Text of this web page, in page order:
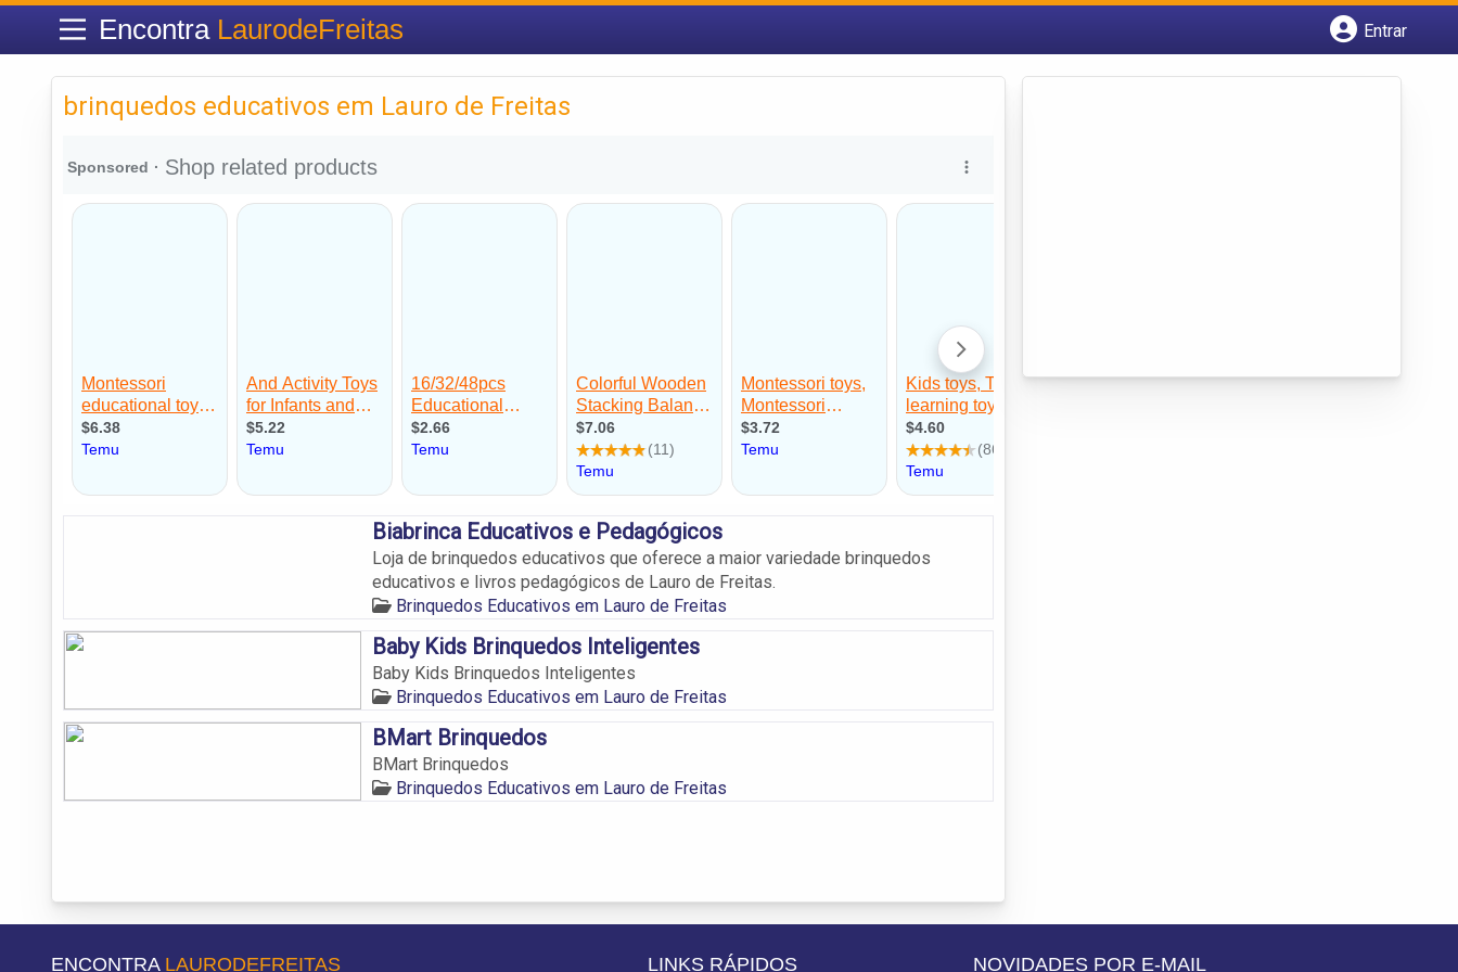
Encontra LaurodeFreitas Entrar
Cadastrar empresa
brinquedos educativos em Lauro de Freitas
Biabrinca Educativos e Pedagógicos
Loja de brinquedos educativos que oferece a maior variedade brinquedos
educativos e livros pedagógicos de Lauro de Freitas.
Brinquedos Educativos em Lauro de Freitas
Baby Kids Brinquedos Inteligentes
Baby Kids Brinquedos Inteligentes
Brinquedos Educativos em Lauro de Freitas
BMart Brinquedos
BMart Brinquedos
Brinquedos Educativos em Lauro de Freitas
ENCONTRA LAURODEFREITAS LINKS RÁPIDOS NOVIDADES POR E-MAIL